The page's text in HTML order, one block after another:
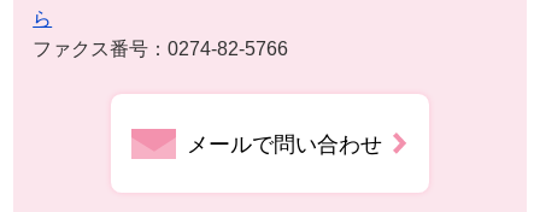
ら
ファクス番号：0274-82-5766
メールで問い合わせ